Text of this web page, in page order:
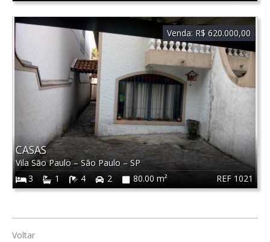
REF 1021
CASAS
Vila São Paulo–São Paulo – SP
3
1 4 2 80.00 m²
Venda: R$ 620.000,00
Voltar